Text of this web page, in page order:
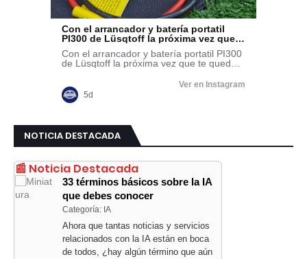
NOTICIA DESTACADA
📰 Noticia Destacada
33 términos básicos sobre la IA
que debes conocer
Categoría: IA
Ahora que tantas noticias y servicios
relacionados con la IA están en boca
de todos, ¿hay algún término que aún